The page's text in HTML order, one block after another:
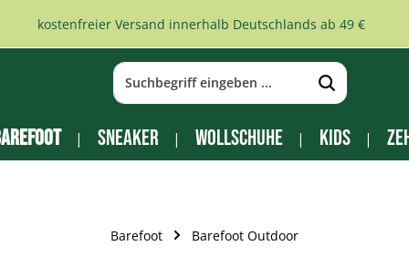
kostenfreier Versand innerhalb Deutschlands ab 49 €
Sneaker Wollschuhe Kids
Barefoot Barefoot Outdoor